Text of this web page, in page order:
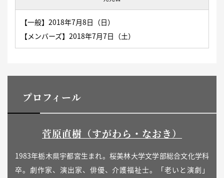
【一般】2018年7月8日（日）
【メンバーズ】2018年7月7日（土）
プロフィール
菅原直樹（すがわら・なおき）
1983年栃木県宇都宮生まれ。桜美林大学文学部総合文化学科
卒。劇作家、演出家、俳優、介護福祉士。「老いと演劇」